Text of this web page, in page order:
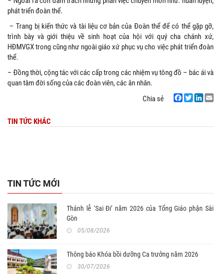
phát triển đoàn thể.
– Trang bị kiến thức và tài liệu cơ bản của Đoàn thể để có thể gặp gỡ,
trình bày và giới thiệu về sinh hoạt của hội với quý cha chánh xứ,
HĐMVGX trong cũng như ngoài giáo xứ phục vụ cho việc phát triển đoàn
thể.
– Đồng thời, cộng tác với các cấp trong các nhiệm vụ tông đồ – bác ái và
quan tâm đời sống của các đoàn viên, các ân nhân.
Chia sẻ
TIN TỨC KHÁC
TIN TỨC MỚI
Thánh lễ ‘Sai Đi’ năm 2026 của Tổng Giáo phận Sài
Gòn
05/08/2026
Thông báo Khóa bồi dưỡng Ca trưởng năm 2026
30/07/2026